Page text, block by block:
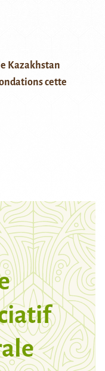
Kazakhstan
cette